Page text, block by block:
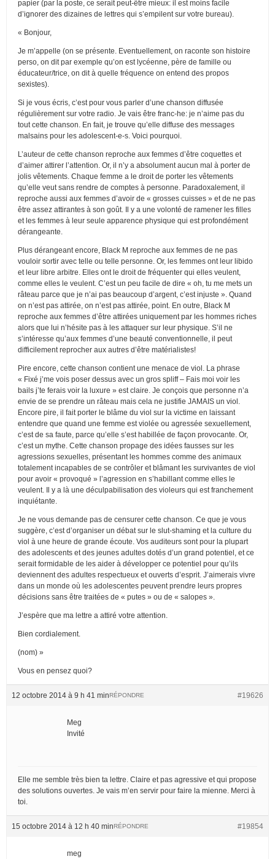
papier (par la poste, ce serait peut-être mieux: il est moins facile
d’ignorer des dizaines de lettres qui s’empilent sur votre bureau).
« Bonjour,
Je m’appelle (on se présente. Eventuellement, on raconte son histoire
perso, on dit par exemple qu’on est lycéenne, père de famille ou
éducateur/trice, on dit à quelle fréquence on entend des propos
sexistes).
Si je vous écris, c’est pour vous parler d’une chanson diffusée
régulièrement sur votre radio. Je vais être franc-he: je n’aime pas du
tout cette chanson. En fait, je trouve qu’elle diffuse des messages
malsains pour les adolescent-e-s. Voici pourquoi.
L’auteur de cette chanson reproche aux femmes d’être coquettes et
d’aimer attirer l’attention. Or, il n’y a absolument aucun mal à porter de
jolis vêtements. Chaque femme a le droit de porter les vêtements
qu’elle veut sans rendre de comptes à personne. Paradoxalement, il
reproche aussi aux femmes d’avoir de « grosses cuisses » et de ne pas
être assez attirantes à son goût. Il y a une volonté de ramener les filles
et les femmes à leur seule apparence physique qui est profondément
dérangeante.
Plus dérangeant encore, Black M reproche aux femmes de ne pas
vouloir sortir avec telle ou telle personne. Or, les femmes ont leur libido
et leur libre arbitre. Elles ont le droit de fréquenter qui elles veulent,
comme elles le veulent. C’est un peu facile de dire « oh, tu me mets un
râteau parce que je n’ai pas beaucoup d’argent, c’est injuste ». Quand
on n’est pas attirée, on n’est pas attirée, point. En outre, Black M
reproche aux femmes d’être attirées uniquement par les hommes riches
alors que lui n’hésite pas à les attaquer sur leur physique. S’il ne
s’intéresse qu’aux femmes d’une beauté conventionnelle, il peut
difficilement reprocher aux autres d’être matérialistes!
Pire encore, cette chanson contient une menace de viol. La phrase
« Fixé j’me vois poser dessus avec un gros spliff – Fais moi voir les
bails j’te ferais voir la luxure » est claire. Je conçois que personne n’a
envie de se prendre un râteau mais cela ne justifie JAMAIS un viol.
Encore pire, il fait porter le blâme du viol sur la victime en laissant
entendre que quand une femme est violée ou agressée sexuellement,
c’est de sa faute, parce qu’elle s’est habillée de façon provocante. Or,
c’est un mythe. Cette chanson propage des idées fausses sur les
agressions sexuelles, présentant les hommes comme des animaux
totalement incapables de se contrôler et blâmant les survivantes de viol
pour avoir « provoqué » l’agression en s’habillant comme elles le
veulent. Il y a là une déculpabilisation des violeurs qui est franchement
inquiétante.
Je ne vous demande pas de censurer cette chanson. Ce que je vous
suggère, c’est d’organiser un débat sur le slut-shaming et la culture du
viol à une heure de grande écoute. Vos auditeurs sont pour la plupart
des adolescents et des jeunes adultes dotés d’un grand potentiel, et ce
serait formidable de les aider à développer ce potentiel pour qu’ils
deviennent des adultes respectueux et ouverts d’esprit. J’aimerais vivre
dans un monde où les adolescentes peuvent prendre leurs propres
décisions sans être traitées de « putes » ou de « salopes ».
J’espère que ma lettre a attiré votre attention.
Bien cordialement.
(nom) »
Vous en pensez quoi?
12 octobre 2014 à 9 h 41 min #19626
RÉPONDRE
Meg
Invité
Elle me semble très bien ta lettre. Claire et pas agressive et qui propose
des solutions ouvertes. Je vais m’en servir pour faire la mienne. Merci à
toi.
15 octobre 2014 à 12 h 40 min #19854
RÉPONDRE
meg